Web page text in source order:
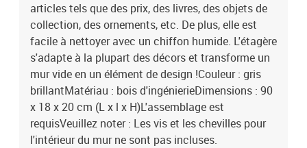
articles tels que des prix, des livres, des objets de
collection, des ornements, etc. De plus, elle est
facile à nettoyer avec un chiffon humide. L'étagère
s'adapte à la plupart des décors et transforme un
mur vide en un élément de design !Couleur : gris
brillantMatériau : bois d'ingénierieDimensions : 90
x 18 x 20 cm (L x l x H)L'assemblage est
requisVeuillez noter : Les vis et les chevilles pour
l'intérieur du mur ne sont pas incluses.